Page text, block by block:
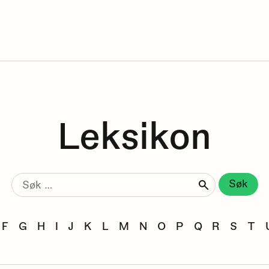
Leksikon
Søk
etter:
F G H I J K L M N O P Q R S T